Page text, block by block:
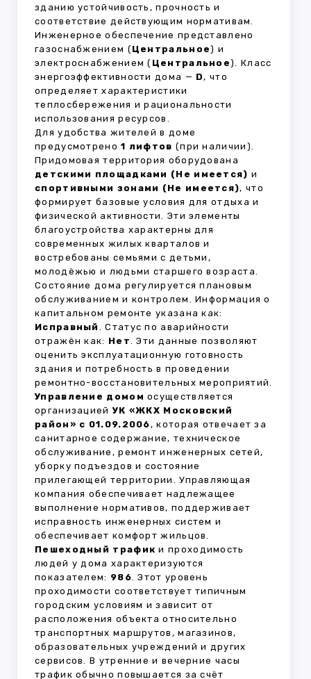
зданию устойчивость, прочность и
соответствие действующим нормативам.
Инженерное обеспечение представлено
газоснабжением (Центральное) и
электроснабжением ( Центральное). Класс
энергоэффективности дома — D, что
определяет характеристики
теплосбережения и рациональности
использования ресурсов.
Для удобства жителей в доме
предусмотрено1 лифтов (при наличии).
Придомовая территория оборудована
детскими площадками (Не имеется) и
спортивными зонами (Не имеется), что
формирует базовые условия для отдыха и
физической активности. Эти элементы
благоустройства характерны для
современных жилых кварталов и
востребованы семьями с детьми,
молодёжью и людьми старшего возраста.
Состояние дома регулируется плановым
обслуживанием и контролем. Информация о
капитальном ремонте указана как:
Исправный . Статус по аварийности
отражён как: Нет. Эти данные позволяют
оценить эксплуатационную готовность
здания и потребность в проведении
ремонтно-восстановительных мероприятий.
Управление домом осуществляется
организациейУК «ЖКХ Московский
район» с 01.09.2006, которая отвечает за
санитарное содержание, техническое
обслуживание, ремонт инженерных сетей,
уборку подъездов и состояние
прилегающей территории. Управляющая
компания обеспечивает надлежащее
выполнение нормативов, поддерживает
исправность инженерных систем и
обеспечивает комфорт жильцов.
Пешеходный трафик и проходимость
людей у дома характеризуются
показателем: 986. Этот уровень
проходимости соответствует типичным
городским условиям и зависит от
расположения объекта относительно
транспортных маршрутов, магазинов,
образовательных учреждений и других
сервисов. В утренние и вечерние часы
трафик обычно повышается за счёт